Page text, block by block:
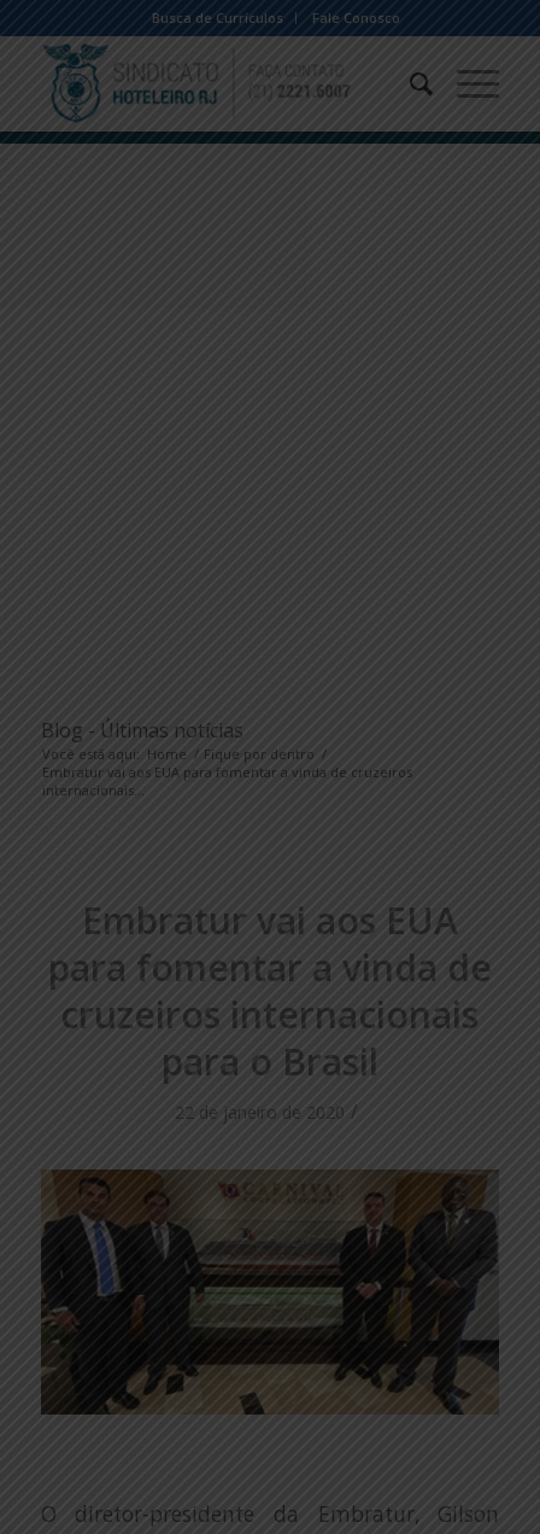
Busca de Currículos Fale Conosco
Blog - Últimas notícias
Você está aqui: Home / Fique por dentro /
Embratur vai aos EUA para fomentar a vinda de cruzeiros
internacionais...
Embratur vai aos EUA
para fomentar a vinda de
cruzeiros internacionais
para o Brasil
22 de janeiro de 2020 /
O diretor-presidente da Embratur, Gilson